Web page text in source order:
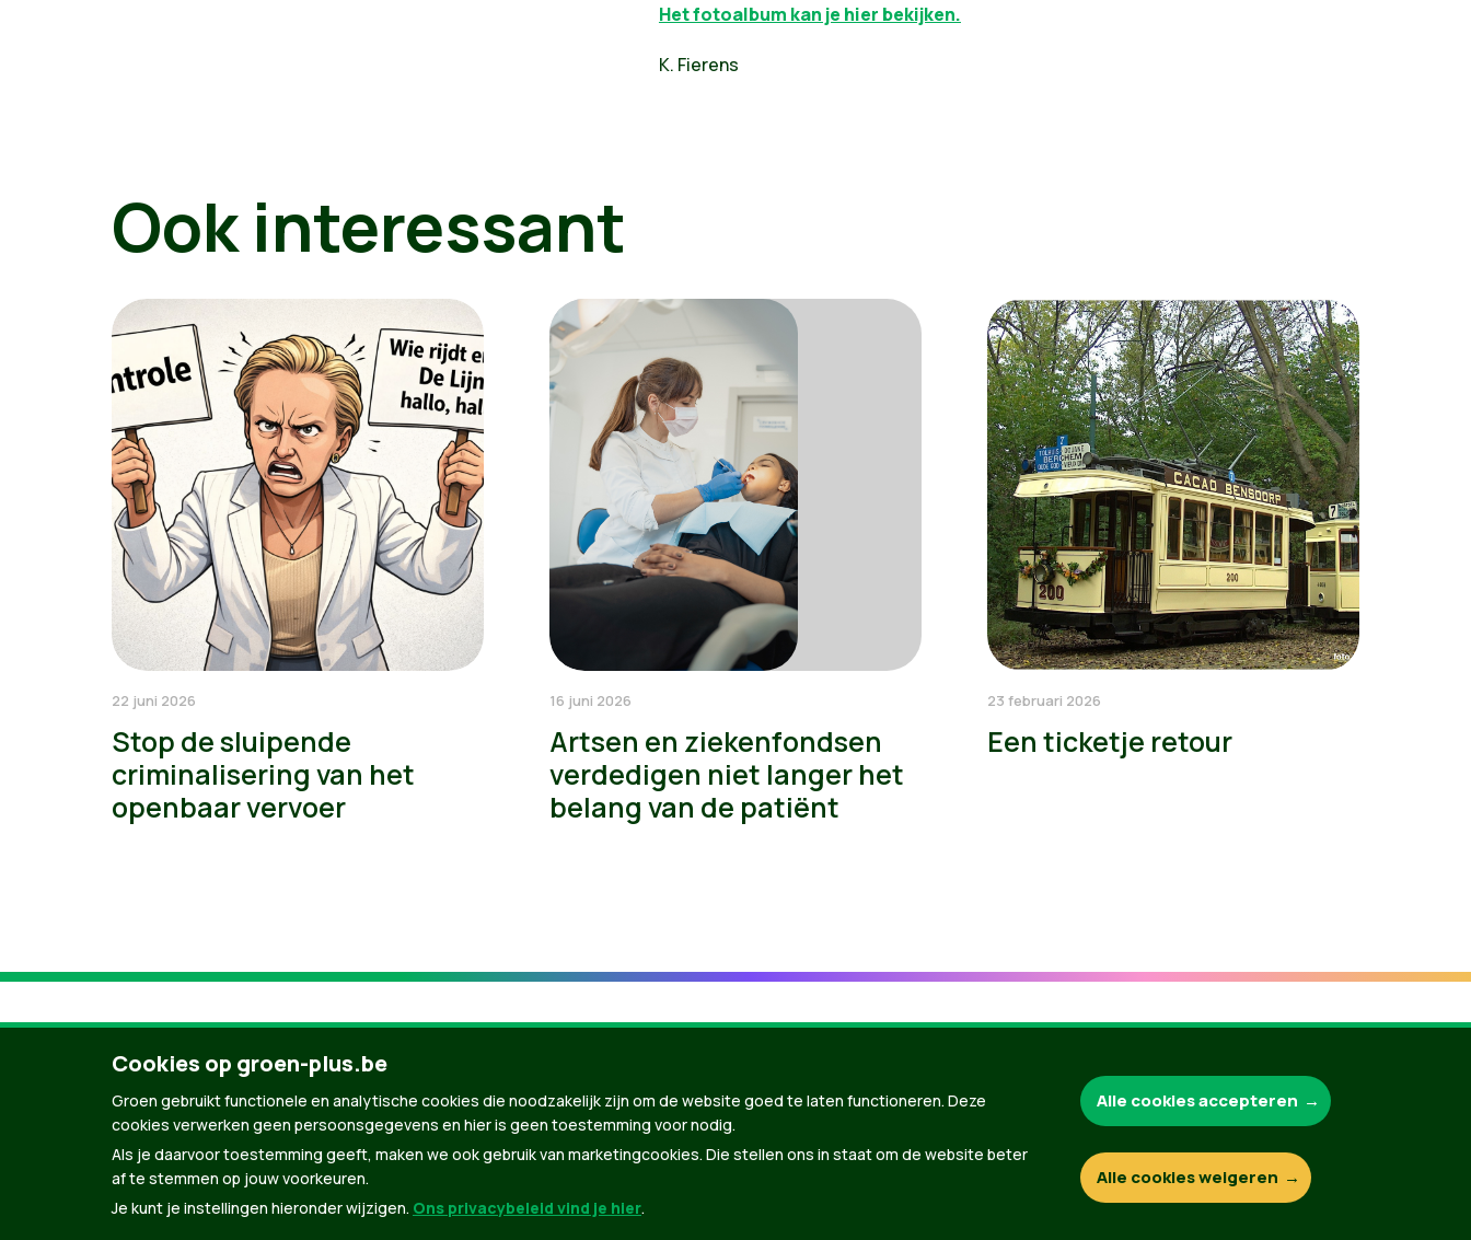
Het fotoalbum kan je hier bekijken.
K. Fierens
Ook interessant
22 juni 2026
Stop de sluipende
criminalisering van het
openbaar vervoer
16 juni 2026
Artsen en ziekenfondsen
verdedigen niet langer het
belang van de patiënt
23 februari 2026
Een ticketje retour
Groen.be
© Copyright Groen 2026 | Gemaakt metNationBuilder| Gebouwd door
Cookies op groen-plus.be
Groen gebruikt functionele en analytische cookies die noodzakelijk zijn om de website goed te laten functioneren. Deze
cookies verwerken geen persoonsgegevens en hier is geen toestemming voor nodig.
Als je daarvoor toestemming geeft, maken we ook gebruik van marketingcookies. Die stellen ons in staat om de website beter
af te stemmen op jouw voorkeuren.
Je kunt je instellingen hieronder wijzigen. Ons privacybeleid vind je hier.
Alle cookies accepteren
Alle cookies weigeren